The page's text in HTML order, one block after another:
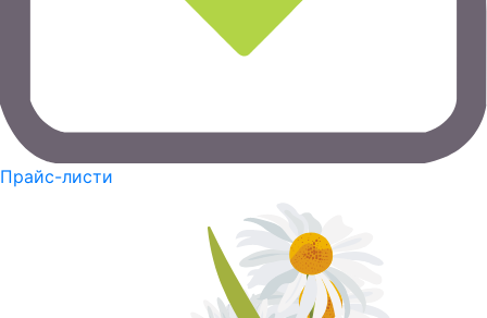
Прайс-листи